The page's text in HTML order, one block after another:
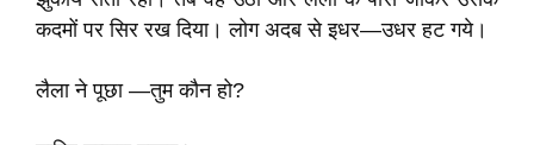
कदमों पर सिर रख दिया। लोग अदब से इधर—उधर हट गये।
लैला ने पूछा —तुम कौन हो?